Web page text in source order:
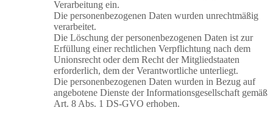
Verarbeitung ein.
Die personenbezogenen Daten wurden unrechtmäßig
verarbeitet.
Die Löschung der personenbezogenen Daten ist zur
Erfüllung einer rechtlichen Verpflichtung nach dem
Unionsrecht oder dem Recht der Mitgliedstaaten
erforderlich, dem der Verantwortliche unterliegt.
Die personenbezogenen Daten wurden in Bezug auf
angebotene Dienste der Informationsgesellschaft gemäß
Art. 8 Abs. 1 DS-GVO erhoben.